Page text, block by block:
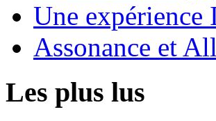
Une expérience
Assonance et
Les plus lus